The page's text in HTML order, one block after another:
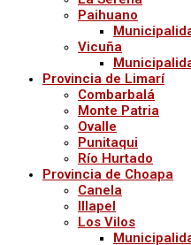
Paihuano
Vicuña
Provincia de Limarí
Combarbalá
Monte Patria
Ovalle
Punitaqui
Río Hurtado
Provincia de Choapa
Canela
Illapel
Los Vilos